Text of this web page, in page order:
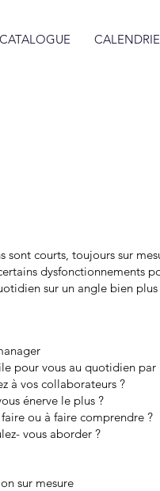
CATALOGUE
sont courts, toujours sur
dysfonctionnements
sur un angle bien plus
pour vous au quotidien
à vos collaborateurs ?
énerve le plus ?
ou à faire comprendre ?
vous aborder ?
sur mesure